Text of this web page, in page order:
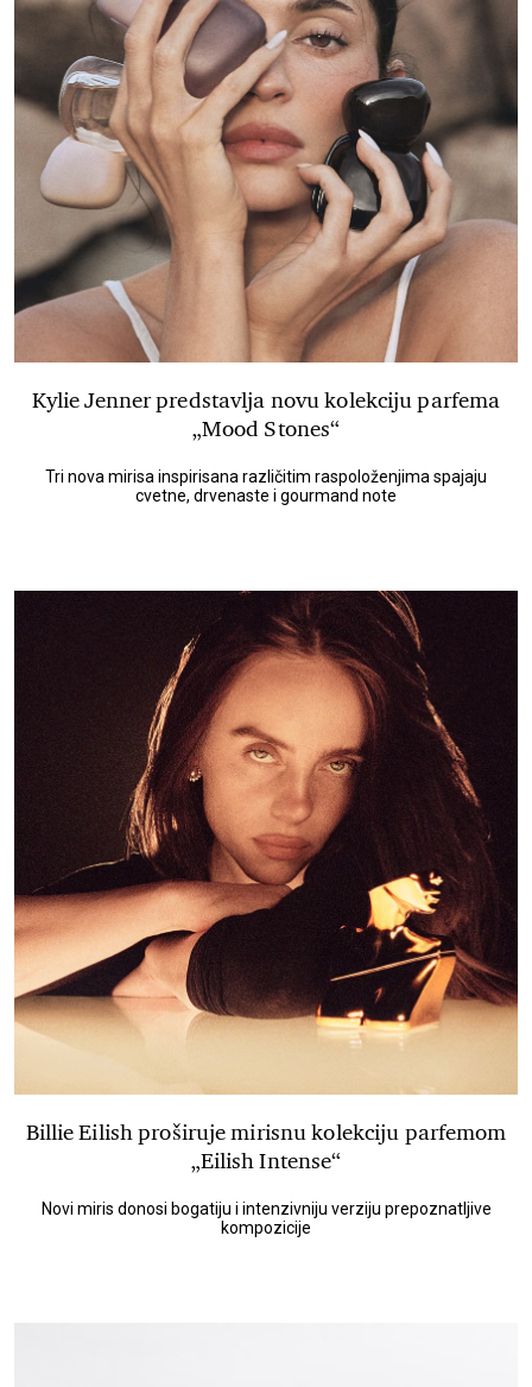
Kylie Jenner predstavlja novu kolekciju parfema
„Mood Stones“
Tri nova mirisa inspirisana različitim raspoloženjima spajaju
cvetne, drvenaste i gourmand note
Billie Eilish proširuje mirisnu kolekciju parfemom
„Eilish Intense“
Novi miris donosi bogatiju i intenzivniju verziju prepoznatljive
kompozicije